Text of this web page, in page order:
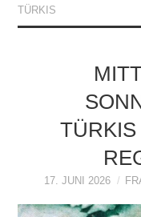
TÜRKIS
17. JUNI 2026